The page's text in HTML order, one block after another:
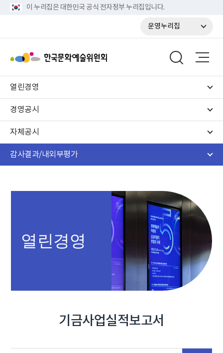
이 누리집은 대한민국 공식 전자정부 누리집입니다.
운영누리집
열린경영
경영공시
자체공시
감사결과/내외부평가
열린경영
기금사업실적보고서